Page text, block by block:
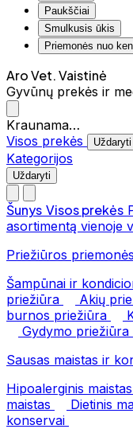
Paukščiai
Smulkusis ūkis
Priemonės nuo
Aro Vet. Vaistinė
Gyvūnų prekės ir
Kraunama…
Visos prekės
Uždaryti
Kategorijos
Uždaryti
Šunys Visos prekės
asortimentą vienoje
Priežiūros priemonės
Šampūnai ir
priežiūra
Akių
burnos priežiūra
Gydymo priežiūra
Sausas maistas ir
Hipoalerginis maistas
maistas
Dietinis
konservai